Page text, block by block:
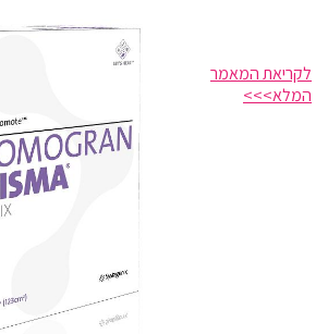
לקריאת המאמר
המלא>>>